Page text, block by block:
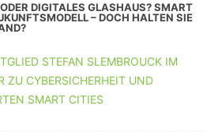
DIGITALES GLASHAUS? SMART
– DOCH HALTEN SIE
STEFAN SLEMBROUCK IM
ZU CYBERSICHERHEIT UND
SMART CITIES